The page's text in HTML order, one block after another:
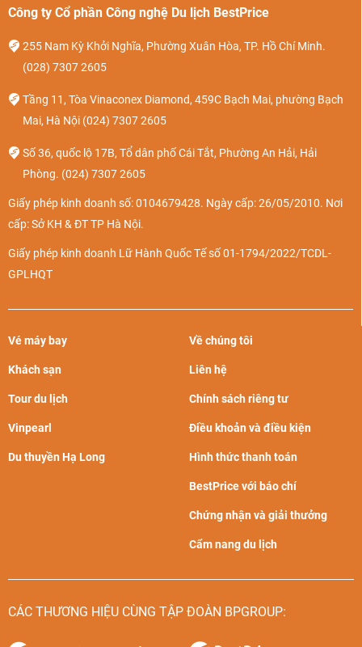
Công ty Cổ phần Công nghệ Du lịch BestPrice
255 Nam Kỳ Khởi Nghĩa, Phường Xuân Hòa, TP. Hồ Chí Minh.
(028) 7307 2605
Tầng 11, Tòa Vinaconex Diamond, 459C Bạch Mai, phường Bạch
Mai, Hà Nội (024) 7307 2605
Số 36, quốc lộ 17B, Tổ dân phố Cái Tắt, Phường An Hải, Hải
Phòng. (024) 7307 2605
Giấy phép kinh doanh số: 0104679428. Ngày cấp: 26/05/2010. Nơi
cấp: Sở KH & ĐT TP Hà Nội.
Giấy phép kinh doanh Lữ Hành Quốc Tế số 01-1794/2022/TCDL-
GPLHQT
Vé máy bay
Khách sạn
Tour du lịch
Vinpearl
Du thuyền Hạ Long
Về chúng tôi
Liên hệ
Chính sách riêng tư
Điều khoản và điều kiện
Hình thức thanh toán
BestPrice với báo chí
Chứng nhận và giải thưởng
Cẩm nang du lịch
CÁC THƯƠNG HIỆU CÙNG TẬP ĐOÀN BPGROUP: